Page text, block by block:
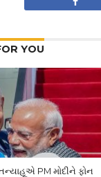
YOU
PM મોદીને ફોન